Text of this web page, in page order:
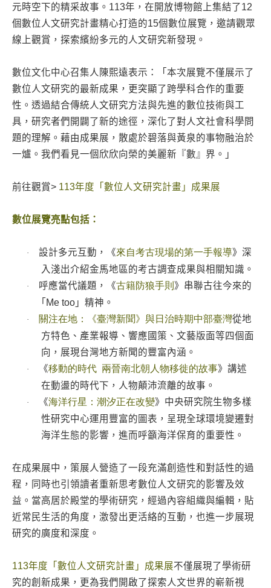
元時空下的精采故事。113年，在開放博物館上集結了12
個數位人文研究計畫精心打造的15個數位展覽，邀請觀眾
線上觀賞，探索繽紛多元的人文研究新發現。
數位文化中心召集人陳熙遠表示：「本次展覽不僅展示了
數位人文研究的最新成果，更突顯了跨學科合作的重要
性。透過結合傳統人文研究方法與先進的數位技術與工
具，研究者們開闢了新的途徑，深化了對人文社會科學問
題的理解。藉由成果展，散處於碧落與黃泉的事物融治於
一爐。我們看見一個欣欣向榮的美麗新『數』界。」
前往觀賞> 113年度「數位人文研究計畫」成果展
數位展覽亮點包括：
· 設計多元互動，《來自考古現場的第一手報導》深
入淺出介紹金馬地區的考古調查成果與相關知識。
· 呼應當代議題，《古籍防狼手則 》串聯古往今來的
｢ Me too」精神。
· 關注在地：《臺灣新聞》與日治時期中部臺灣從地
方特色、產業報導、響應國策、文藝版面等四個面
向，展現台灣地方新聞的豐富內涵。
· 《移動的時代 兩晉南北朝人物移徙的故事》講述
在動盪的時代下，人物顛沛流離的故事。
· 《海洋行星：潮汐正在改變》中央研究院生物多樣
性研究中心運用豐富的圖表，呈現全球環境變遷對
海洋生態的影響，進而呼籲海洋保育的重要性。
在成果展中，策展人營造了一段充滿創造性和對話性的過
程，同時也引領讀者重新思考數位人文研究的影響及效
益。當高居於殿堂的學術研究，經過內容組織與編輯，貼
近常民生活的角度，激發出更活絡的互動，也進一步展現
研究的廣度和深度。
113年度「數位人文研究計畫」成果展不僅展現了學術研
究的創新成果，更為我們開啟了探索人文世界的嶄新視